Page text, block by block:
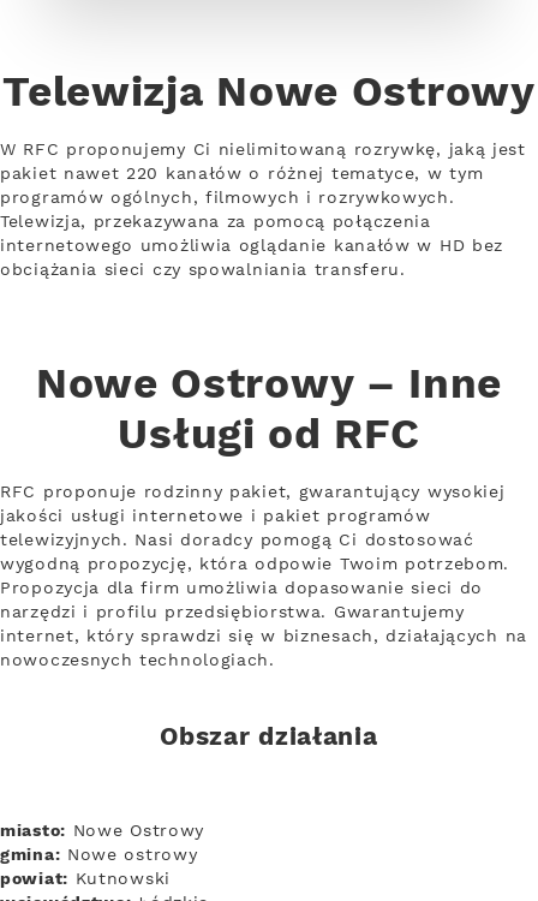
Telewizja Nowe Ostrowy
W RFC proponujemy Ci nielimitowaną rozrywkę, jaką jest
pakiet nawet 220 kanałów o różnej tematyce, w tym
programów ogólnych, filmowych i rozrywkowych.
Telewizja, przekazywana za pomocą połączenia
internetowego umożliwia oglądanie kanałów w HD bez
obciążania sieci czy spowalniania transferu.
Nowe Ostrowy – Inne
Usługi od RFC
RFC proponuje rodzinny pakiet, gwarantujący wysokiej
jakości usługi internetowe i pakiet programów
telewizyjnych. Nasi doradcy pomogą Ci dostosować
wygodną propozycję, która odpowie Twoim potrzebom.
Propozycja dla firm umożliwia dopasowanie sieci do
narzędzi i profilu przedsiębiorstwa. Gwarantujemy
internet, który sprawdzi się w biznesach, działających na
nowoczesnych technologiach.
Obszar działania
miasto: Nowe Ostrowy
gmina: Nowe ostrowy
powiat: Kutnowski